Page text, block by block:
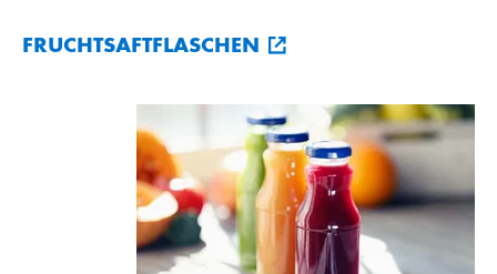
FRUCHTSAFTFLASCHEN